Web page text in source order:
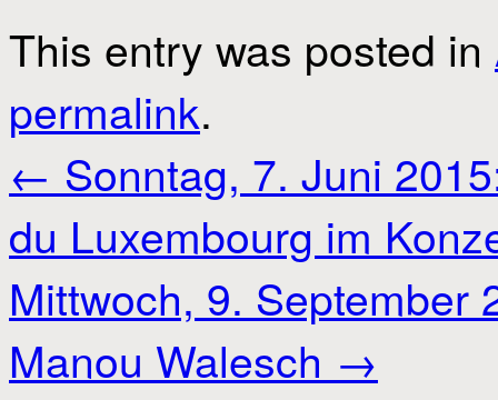
This entry was posted in
permalink.
← Sonntag, 7. Juni
du Luxembourg im
Mittwoch, 9. September
Manou Walesch →